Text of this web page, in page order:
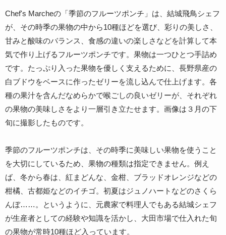
Chef's Marcheの「季節のフルーツポンチ」は、結城飛鳥シェフ
が、その時季の果物の中から10種ほどを選び、彩りの美しさ、
甘みと酸味のバランス、食感の違いの楽しさなどを計算して本
気で作り上げるフルーツポンチです。果物は一つひとつ手詰め
です。たっぷり入った果物を優しく支えるために、長野県産の
白ブドウをベースに作ったゼリーを流し込んで仕上げます。各
種の果汁を含んだなめらかで喉ごしの良いゼリーが、それぞれ
の果物の美味しさをより一層引き立たせます。画像は３月の下
旬に撮影したものです。
季節のフルーツポンチは、その時季に美味しい果物を使うこと
を大切にしているため、果物の種類は指定できません。例え
ば、冬から春は、紅まどんな、金柑、ブラッドオレンジなどの
柑橘、古都姫などのイチゴ。初夏はジュノハートなどのさくら
んぼ……。というように、元農家で料理人でもある結城シェフ
が生産者としての経験や知識を活かし、大田市場で仕入れた旬
の果物が常時10種ほど入っています。